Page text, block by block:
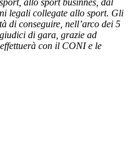
allo sport businnes, dal
legali collegate allo sport. Gli
di conseguire, nell’arco dei 5
di gara, grazie ad
con il CONI e le